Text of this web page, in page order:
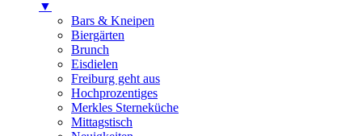
▼
Bars & Kneipen
Biergärten
Brunch
Eisdielen
Freiburg geht aus
Hochprozentiges
Merkles Sterneküche
Mittagstisch